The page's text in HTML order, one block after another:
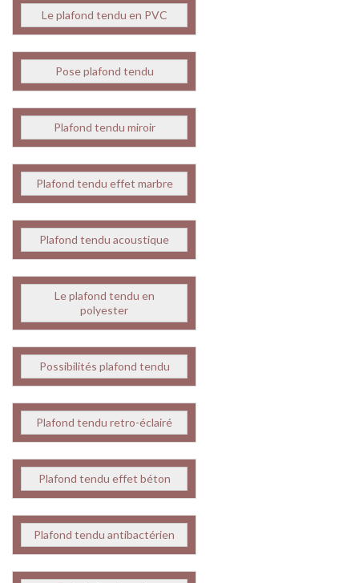
Le plafond tendu en PVC
Pose plafond tendu
Plafond tendu miroir
Plafond tendu effet marbre
Plafond tendu acoustique
Le plafond tendu en
polyester
Possibilités plafond tendu
Plafond tendu retro-éclairé
Plafond tendu effet béton
Plafond tendu antibactérien